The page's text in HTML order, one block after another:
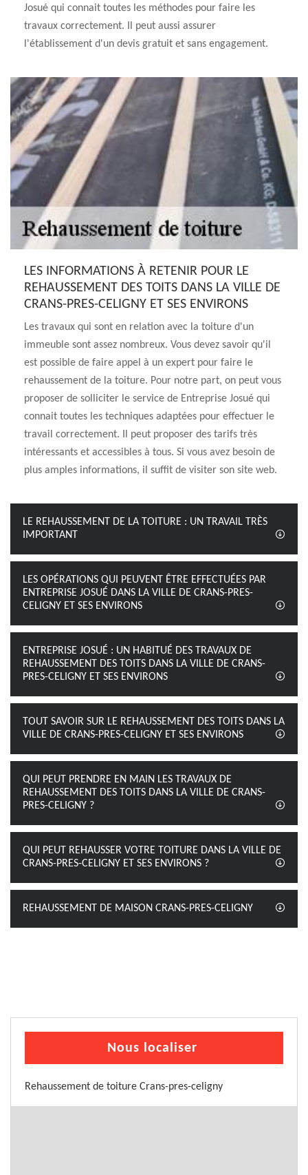
Josué qui connait toutes les méthodes pour faire les
travaux correctement. Il peut aussi assurer
l'établissement d'un devis gratuit et sans engagement.
LES INFORMATIONS À RETENIR POUR LE
REHAUSSEMENT DES TOITS DANS LA VILLE DE
CRANS-PRES-CELIGNY ET SES ENVIRONS
Les travaux qui sont en relation avec la toiture d'un
immeuble sont assez nombreux. Vous devez savoir qu'il
est possible de faire appel à un expert pour faire le
rehaussement de la toiture. Pour notre part, on peut vous
proposer de solliciter le service de Entreprise Josué qui
connait toutes les techniques adaptées pour effectuer le
travail correctement. Il peut proposer des tarifs très
intéressants et accessibles à tous. Si vous avez besoin de
plus amples informations, il suffit de visiter son site web.
LE REHAUSSEMENT DE LA TOITURE : UN TRAVAIL TRÈS
IMPORTANT
LES OPÉRATIONS QUI PEUVENT ÊTRE EFFECTUÉES PAR
ENTREPRISE JOSUÉ DANS LA VILLE DE CRANS-PRES-
CELIGNY ET SES ENVIRONS
ENTREPRISE JOSUÉ : UN HABITUÉ DES TRAVAUX DE
REHAUSSEMENT DES TOITS DANS LA VILLE DE CRANS-
PRES-CELIGNY ET SES ENVIRONS
TOUT SAVOIR SUR LE REHAUSSEMENT DES TOITS DANS LA
VILLE DE CRANS-PRES-CELIGNY ET SES ENVIRONS
QUI PEUT PRENDRE EN MAIN LES TRAVAUX DE
REHAUSSEMENT DES TOITS DANS LA VILLE DE CRANS-
PRES-CELIGNY ?
QUI PEUT REHAUSSER VOTRE TOITURE DANS LA VILLE DE
CRANS-PRES-CELIGNY ET SES ENVIRONS ?
REHAUSSEMENT DE MAISON CRANS-PRES-CELIGNY
Nous localiser
Rehaussement de toiture Crans-pres-celigny